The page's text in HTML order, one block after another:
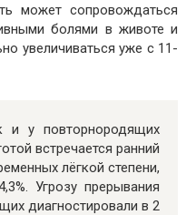
может сопровождаться
болями в животе и
увеличиваться уже с 11-
и у повторнородящих
встречается ранний
лёгкой степени,
Угрозу прерывания
диагностировали в 2